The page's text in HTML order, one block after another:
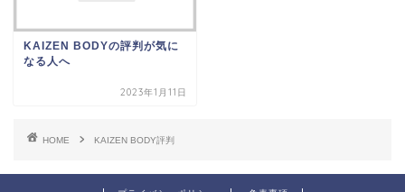
KAIZEN BODYの評判が気に
なる人へ
2023年1月11日
HOME KAIZEN BODY評判